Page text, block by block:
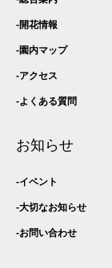
開花情報
園内マップ
アクセス
よくある質問
お知らせ
イベント
大切なお知らせ
お問い合わせ